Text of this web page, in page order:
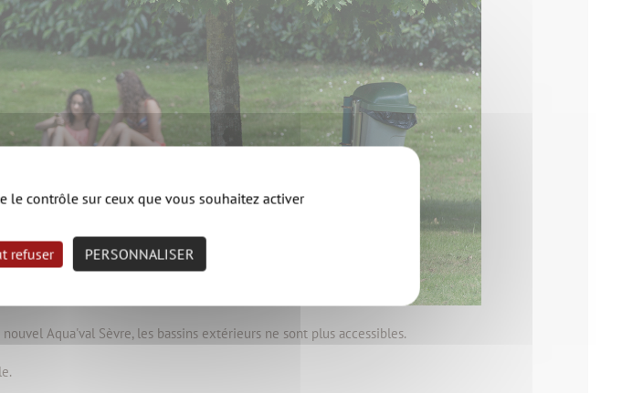
Aqua'val Sèvre, les bassins extérieurs ne sont plus accessibles.
le contrôle sur ceux que vous souhaitez activer
refuser PERSONNALISER